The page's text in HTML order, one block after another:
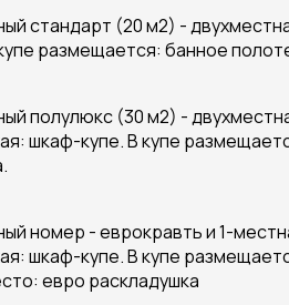
стандарт (20 м2) -
размещается: банное
полулюкс (30 м2) -
шкаф-купе. В купе
номер - еврокравть и 1-
шкаф-купе. В купе
евро раскладушка